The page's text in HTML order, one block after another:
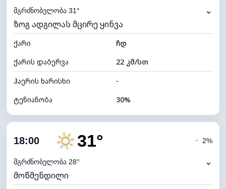
ნამის წერტილი
ხილვადობა
10 კმ
განათების ინდექსი 7 (ნათელი)
ღრუბლის სიმაღლე 8480 მ
მგრძნობელობა 31° ⌄
ზოგ ადგილას მცირე ყინვა
ქარი
ჩდ
ქარის დაბერვა
22 კმ/სთ
ჰაერის ხარისხი
-
ტენიანობა
30%
ღრუბლიანობა
ნამის წერტილი
ხილვადობა
18:00 31°
მგრძნობელობა 28°
◔ 2%
⌄
მოწმენდილი